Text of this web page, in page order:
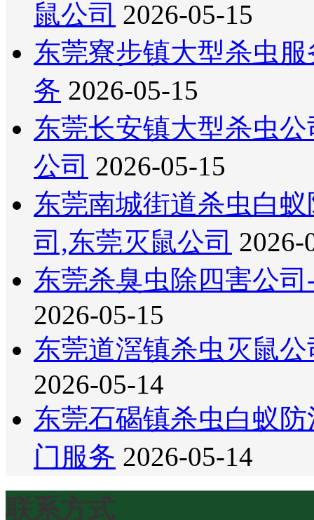
鼠公司 2026-05-15
东莞寮步镇大型杀虫
务 2026-05-15
东莞长安镇大型杀虫
公司 2026-05-15
东莞南城街道杀虫白
司,东莞灭鼠公司 2026-
东莞杀臭虫除四害公
2026-05-15
东莞道滘镇杀虫灭鼠
2026-05-14
东莞石碣镇杀虫白蚁
门服务 2026-05-14
联系方式